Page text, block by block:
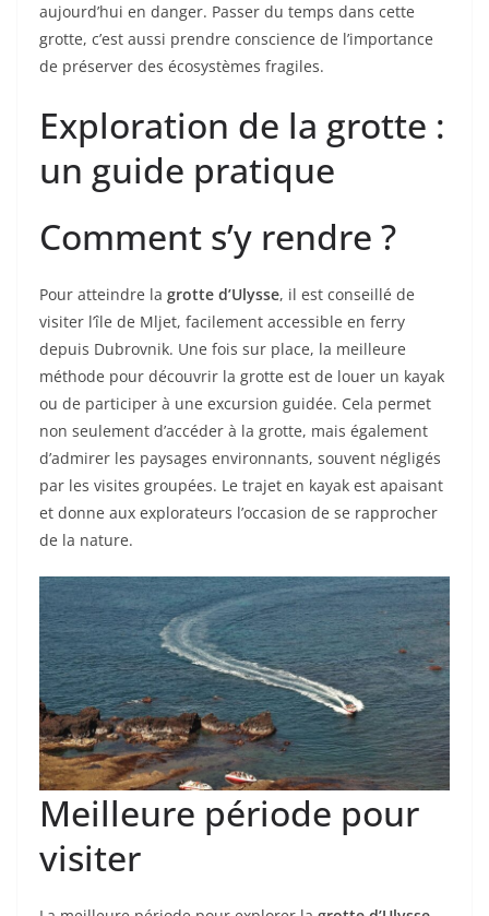
aujourd’hui en danger. Passer du temps dans cette
grotte, c’est aussi prendre conscience de l’importance
de préserver des écosystèmes fragiles.
Exploration de la grotte :
un guide pratique
Comment s’y rendre ?
Pour atteindre la grotte d’Ulysse, il est conseillé de
visiter l’île de Mljet, facilement accessible en ferry
depuis Dubrovnik. Une fois sur place, la meilleure
méthode pour découvrir la grotte est de louer un kayak
ou de participer à une excursion guidée. Cela permet
non seulement d’accéder à la grotte, mais également
d’admirer les paysages environnants, souvent négligés
par les visites groupées. Le trajet en kayak est apaisant
et donne aux explorateurs l’occasion de se rapprocher
de la nature.
Meilleure période pour
visiter